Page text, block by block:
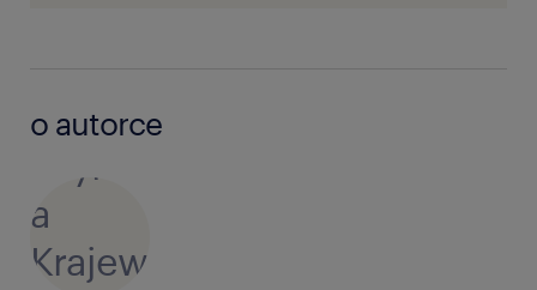
o autorce